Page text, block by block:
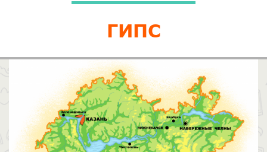
ГИПС